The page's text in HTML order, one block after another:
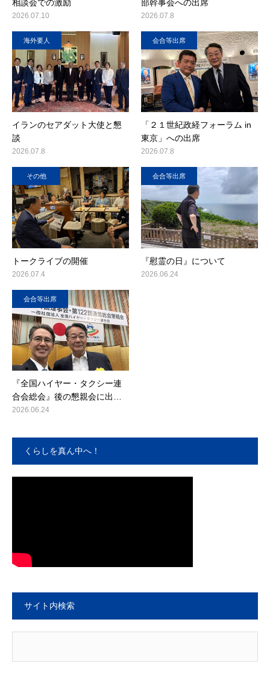
相談会での激励
2026.07.10
部幹事会への出席
2026.07.8
海外要人
イランのセアダット大使と懇
談
2026.07.8
会合等出席
「２１世紀政経フォーラム in
東京」への出席
2026.07.8
その他
トークライブの開催
2026.07.4
会合等出席
『慰霊の日』について
2026.06.24
会合等出席
『全国ハイヤー・タクシー連
合会総会』後の懇親会に出…
2026.06.24
くらしを真ん中へ！
サイト内検索